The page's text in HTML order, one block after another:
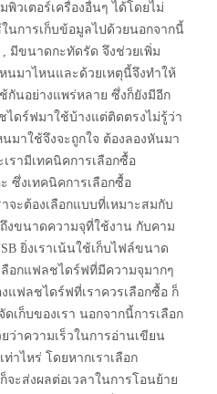
พิวเตอร์เครื่องอื่นๆ ได้โดยไม่
นการเก็บข้อมูลไปด้วยนอกจากนี้
มีขนาดกะทัดรัด จึงช่วยเพิ่ม
นมาไหนและด้วยเหตุนี้จึงทำให้
นอย่างแพร่หลาย ซึ่งก็ยังมีอีก
ดร์ฟมาใช้บ้างแต่ติดตรงไม่รู้ว่า
มาใช้จึงจะถูกใจ ต้องลองหันมา
รามีเทคนิคการเลือกซื้อ
ซึ่งเทคนิคการเลือกซื้อ
จะต้องเลือกแบบที่เหมาะสมกับ
งขนาดความจุที่ใช้งาน กับคาม
ยิ่งเราเน้นใช้เก็บไฟล์ขนาด
ลือกแฟลชไดร์ฟที่มีความจุมากๆ
แฟลชไดร์ฟที่เราควรเลือกซื้อ ก็
เก็บของเรา นอกจากนี้การเลือก
ว่าความเร็วในการอ่านเขียน
าไหร่ โดยหากเราเลือก
ะส่งผลต่อเวลาในการโอนย้าย